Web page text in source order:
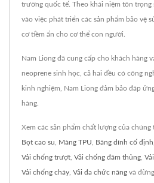
trường quốc tế. Theo khái niệm tôn
vào việc phát triển các sản phẩm bảo vệ
cơ tiềm ẩn cho cơ thể con người.
Nam Liong đã cung cấp cho khách hàng
neoprene sinh học, cả hai đều có công
kinh nghiệm, Nam Liong đảm bảo đáp
hàng.
Xem các sản phẩm chất lượng của chúng
Bọt cao su Màng TPU Băng dính cố định
Vải chống trượt Vải chống đâm thủng
Vải chống cháy Vải đa chức năng và